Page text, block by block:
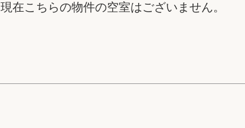
現在こちらの物件の空室はございません。